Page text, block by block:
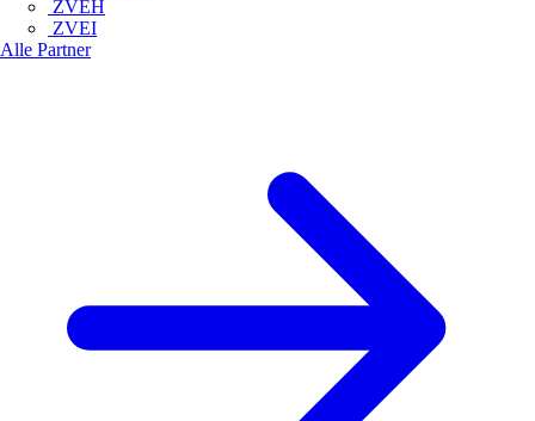
ZVEH
ZVEI
Alle Partner